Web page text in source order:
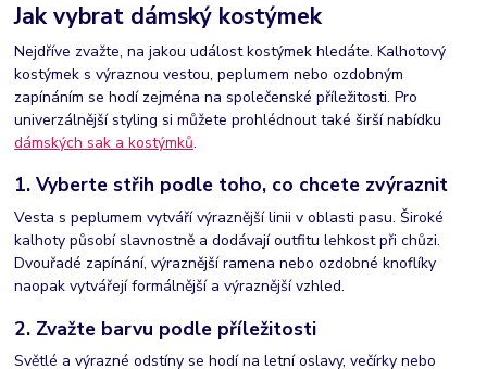
Jak vybrat dámský kostýmek
Nejdříve zvažte, na jakou událost kostýmek hledáte. Kalhotový
kostýmek s výraznou vestou, peplumem nebo ozdobným
zapínáním se hodí zejména na společenské příležitosti. Pro
univerzálnější styling si můžete prohlédnout také širší nabídku
dámských sak a kostýmků.
1. Vyberte střih podle toho, co chcete zvýraznit
Vesta s peplumem vytváří výraznější linii v oblasti pasu. Široké
kalhoty působí slavnostně a dodávají outfitu lehkost při chůzi.
Dvouřadé zapínání, výraznější ramena nebo ozdobné knoflíky
naopak vytvářejí formálnější a výraznější vzhled.
2. Zvažte barvu podle příležitosti
Světlé a výrazné odstíny se hodí na letní oslavy, večírky nebo